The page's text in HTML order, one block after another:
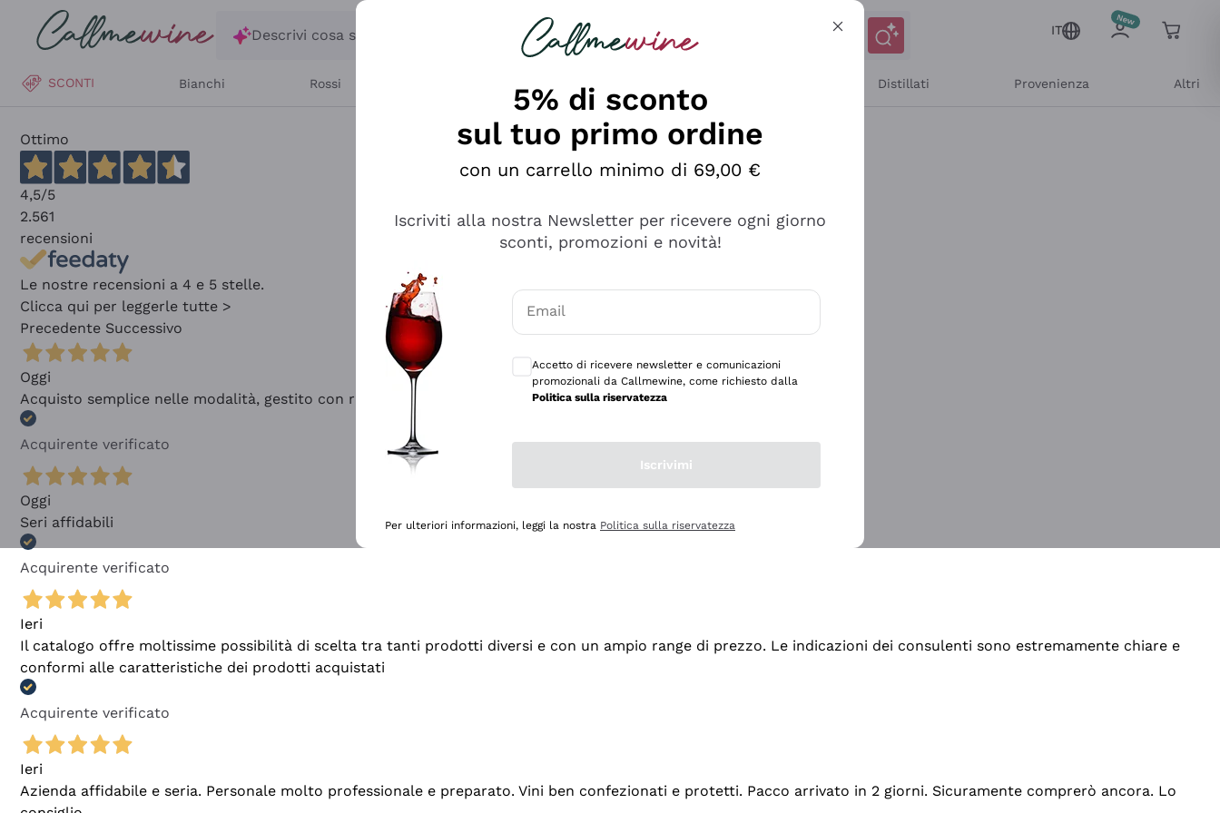
Salta al contenuto principale
Descrivi cosa stai cercando
IT
SCONTI Bianchi Rossi Distillati Provenienza Altri
Ottimo
4,5/5
2.561
recensioni
Le nostre recensioni a 4 e 5 stelle.
Clicca qui per leggerle tutte >
Precedente Successivo
Oggi
Acquisto semplice nelle modalità, gestito con rapidità e professionalità
Acquirente verificato
Oggi
Seri affidabili
Acquirente verificato
Ieri
Il catalogo offre moltissime possibilità di scelta tra tanti prodotti diversi e con un ampio range di prezzo. Le indicazioni dei consulenti sono estremamente chiare e
conformi alle caratteristiche dei prodotti acquistati
Acquirente verificato
Ieri
Azienda affidabile e seria. Personale molto professionale e preparato. Vini ben confezionati e protetti. Pacco arrivato in 2 giorni. Sicuramente comprerò ancora. Lo
5% di sconto
sul tuo primo ordine
con un carrello minimo di 69,00 €
Iscriviti alla nostra Newsletter per ricevere ogni giorno
sconti, promozioni e novità!
Email
Accetto di ricevere newsletter e comunicazioni
promozionali da Callmewine, come richiesto dalla
Politica sulla riservatezza
Iscrivimi
Per ulteriori informazioni, leggi la nostra Politica sulla riservatezza